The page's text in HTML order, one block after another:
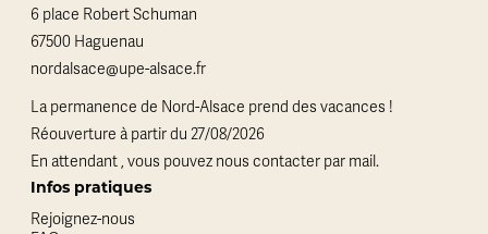
6 place Robert Schuman
67500 Haguenau
nordalsace@upe-alsace.fr
La permanence de Nord-Alsace prend des vacances !
Réouverture à partir du 27/08/2026
En attendant , vous pouvez nous contacter par mail.
Infos pratiques
Rejoignez-nous